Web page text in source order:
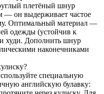
плетёный шнур
— он выдерживает частое
Оптимальный материал —
одежды (устойчив к
худи. Дополнить шнур
наконечниками
специальную
английскую булавку: